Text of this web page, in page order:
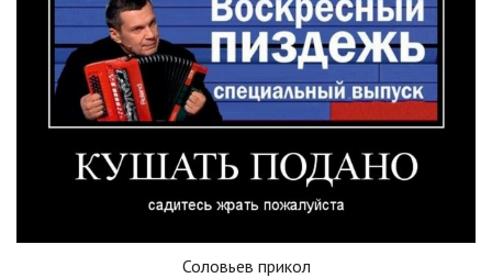
Соловьев прикол